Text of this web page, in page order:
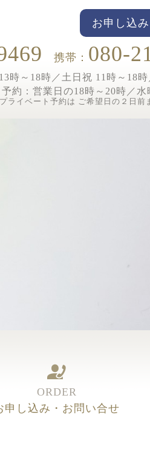
お申し込
携帯： 080-
時～18時／土日祝 11時～18時
約： 営業日の18時～20時／水
ライベート予約は ご希望日の２日前
ORDER
申し込み・お問い合せ